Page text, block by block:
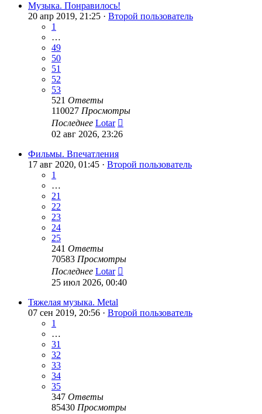
Музыка. Понравилось!
20 апр 2019, 21:25 · Второй пользователь
1
…
49
50
51
52
53
521 Ответы
110027 Просмотры
Последнее Lotar
02 авг 2026, 23:26
Фильмы. Впечатления
17 авг 2020, 01:45 · Второй пользователь
1
…
21
22
23
24
25
241 Ответы
70583 Просмотры
Последнее Lotar
25 июл 2026, 00:40
Тяжелая музыка. Metal
07 сен 2019, 20:56 · Второй пользователь
1
…
31
32
33
34
35
347 Ответы
85430 Просмотры